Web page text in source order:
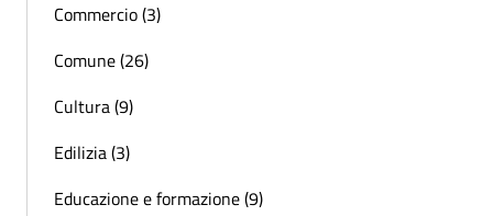
Commercio (3)
Comune (26)
Cultura (9)
Edilizia (3)
Educazione e formazione (9)